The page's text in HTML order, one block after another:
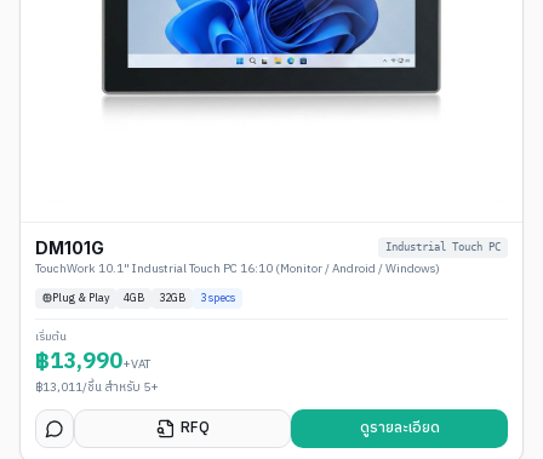
DM101G Industrial Touch PC
TouchWork 10.1" Industrial Touch PC 16:10 (Monitor / Android / Windows)
Plug & Play 4GB 32GB 3specs
เริ่มต้น
฿13,990+VAT
฿13,011/ชิ้น สำหรับ 5+
RFQ ดูรายละเอียด